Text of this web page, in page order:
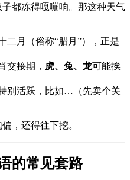
都冻得嘎嘣响。那这种天气
二月（俗称“腊月”），正是
交接期， 虎、兔、龙可能挨
别活跃，比如…（先卖个关
，还得往下挖。
的常见套路